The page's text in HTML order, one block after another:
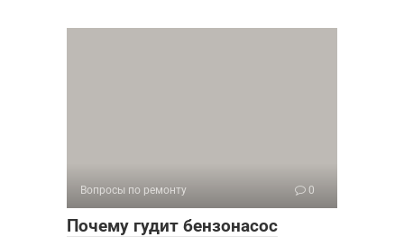
Вопросы по ремонту 0
Почему гудит бензонасос